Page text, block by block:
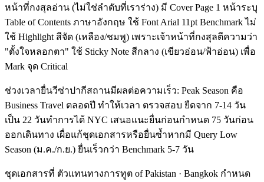
หน้าที่กงสุลอ่าน (ไม่ใช่ลำดับที่เราร่าง) มี Cover Page 1 หน้าระบุ
Table of Contents ภาษาอังกฤษ ใช้ Font Arial 11pt Benchmark ไม่
ใช้ Highlight สีจัด (เหลือง/ชมพู) เพราะเจ้าหน้าที่กงสุลตีความว่า
"ตั้งใจหลอกตา" ใช้ Sticky Note สีกลาง (เขียวอ่อน/ฟ้าอ่อน) เพื่อ
Mark จุด Critical
ช่วงเวลายื่นวีซ่าปากีสถานมีผลต่อความเร็ว: Peak Season คือ
Business Travel ตลอดปี ทำให้เวลา ตรวจสอบ ยืดจาก 7-14 วัน
เป็น 22 วันทำการได้ NYC เสนอแนะยื่นก่อนกำหนด 75 วันก่อน
ออกเดินทาง เผื่อแก้ชุดเอกสารหรือยื่นซ้ำหากมี Query Low
Season (ม.ค./ก.ย.) ยื่นเร็วกว่า Benchmark 5-7 วัน
ชุดเอกสารที่ ตัวแทนทางการทูต of Pakistan · Bangkok กำหนด